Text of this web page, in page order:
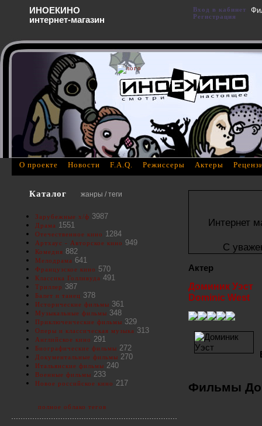
Интернет
С
Актер
Доминик Уэст
Dominic West
Фильмы
Каталог жанры / теги
Зарубежные х/ф 3987
Драма 1551
Отечественное кино 1284
Артхаус - Авторское кино 949
Комедия 882
Мелодрама 641
Французское кино 570
Классика Голливуда 491
Триллер 387
Балет и танец 378
Исторические фильмы 361
Музыкальные фильмы 348
Приключенческие фильмы 329
Оперы и классическая музыка 313
Английское кино 291
Биографические фильмы 272
Документальные фильмы 270
Итальянские фильмы 240
Военные фильмы 233
Новое российское кино 217
полное облако тегов
О проекте Новости F.A.Q. Режиссеры Актеры
ИНОЕКИНО
интернет-магазин
Вход в кабинет
Регистрация